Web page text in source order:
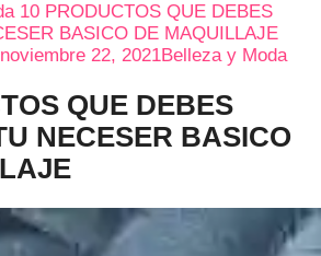
10 PRODUCTOS QUE DEBES
BASICO DE MAQUILLAJE
noviembre 22, 2021Belleza y Moda
QUE DEBES
NECESER BASICO